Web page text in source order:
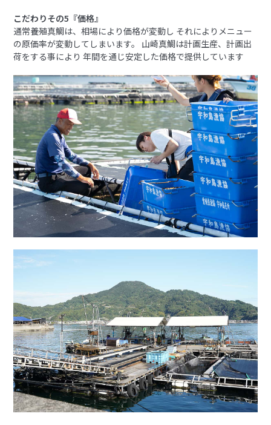
こだわりその5『価格』
通常養殖真鯛は、相場により価格が変動し それによりメニュー
の原価率が変動してしまいます。 山崎真鯛は計画生産、計画出
荷をする事により 年間を通じ安定した価格で提供しています